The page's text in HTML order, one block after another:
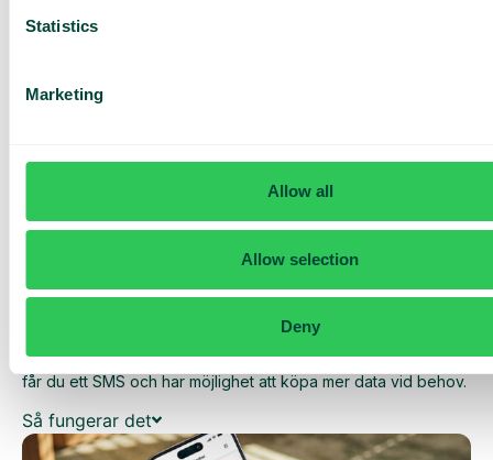
Statistics
Marketing
Allow all
Allow selection
Deny
Med Daily Cost Control kan du som kund hålla bättre koll på
dina dagliga kostnader när du surfar utanför EU/EES.
Den dagliga begränsningen har en viss mängd data till ett
förutbestämt maxpris. När du har förbrukat den datamängden
får du ett SMS och har möjlighet att köpa mer data vid behov.
Så fungerar det